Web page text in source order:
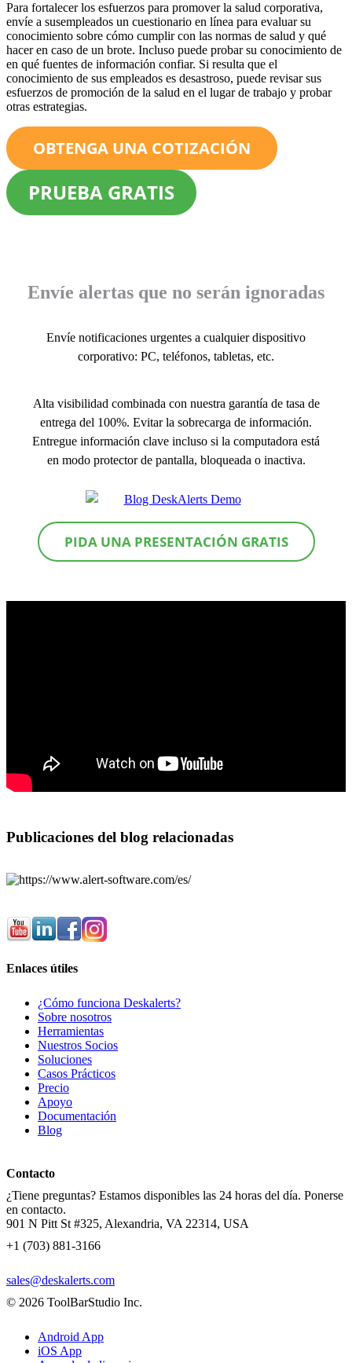
Para fortalecer los esfuerzos para promover la salud corporativa,
envíe a susempleados un cuestionario en línea para evaluar su
conocimiento sobre cómo cumplir con las normas de salud y qué
hacer en caso de un brote. Incluso puede probar su conocimiento de
en qué fuentes de información confiar. Si resulta que el
conocimiento de sus empleados es desastroso, puede revisar sus
esfuerzos de promoción de la salud en el lugar de trabajo y probar
otras estrategias.
OBTENGA UNA COTIZACIÓN
PRUEBA GRATIS
Envíe alertas que no serán ignoradas
Envíe notificaciones urgentes a cualquier dispositivo
corporativo: PC, teléfonos, tabletas, etc.
Alta visibilidad combinada con nuestra garantía de tasa de
entrega del 100%. Evitar la sobrecarga de información.
Entregue información clave incluso si la computadora está
en modo protector de pantalla, bloqueada o inactiva.
PIDA UNA PRESENTACIÓN GRATIS
Publicaciones del blog relacionadas
Enlaces útiles
¿Сómo funciona Deskalerts?
Sobre nosotros
Herramientas
Nuestros Socios
Soluciones
Casos Prácticos
Precio
Apoyo
Documentación
Blog
Contacto
¿Tiene preguntas? Estamos disponibles las 24 horas del día. Ponerse
en contacto.
901 N Pitt St #325, Alexandria, VA 22314, USA
+1 (703) 881-3166
sales@deskalerts.com
© 2026 ToolBarStudio Inc.
Android App
iOS App